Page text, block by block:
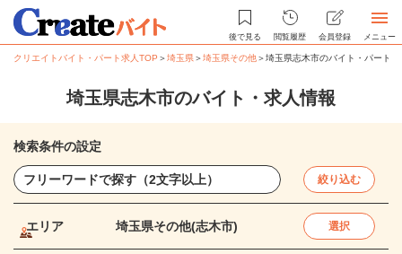
後で見る 閲覧履歴 会員登録 メニュー
クリエイトバイト・パート求人TOP ＞埼玉県＞埼玉県その他＞埼玉県志木市のバイト・パート求
埼玉県志木市のバイト・求人情報
検索条件の設定
絞り込む
エリア 埼玉県その他(志木市) 選択